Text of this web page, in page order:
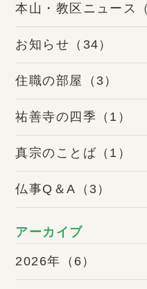
本山・教区ニュース
お知らせ（34）
住職の部屋（3）
祐善寺の四季（1）
真宗のことば（1）
仏事Q＆A（3）
アーカイブ
2026年（6）